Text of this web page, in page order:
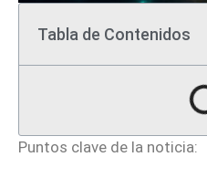
Tabla de Contenidos
Puntos clave de la noticia: